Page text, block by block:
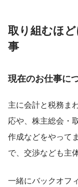
取り組むほ
事
現在のお仕事に
主に会計と税務ま
応や、株主総会・
作成などをやって
で、交渉なども主
一緒にバックオフ